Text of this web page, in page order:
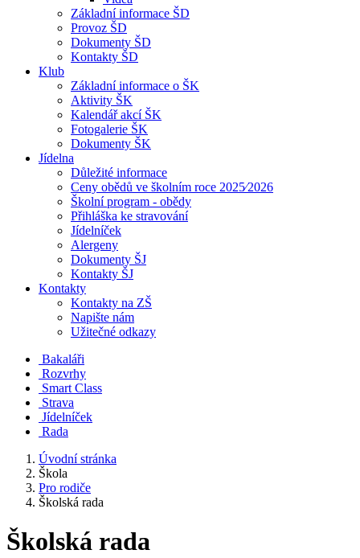
Základní informace ŠD
Provoz ŠD
Dokumenty ŠD
Kontakty ŠD
Klub
Základní informace o ŠK
Aktivity ŠK
Kalendář akcí ŠK
Fotogalerie ŠK
Dokumenty ŠK
Jídelna
Důležité informace
Ceny obědů ve školním roce 2025⁄2026
Školní program - obědy
Přihláška ke stravování
Jídelníček
Alergeny
Dokumenty ŠJ
Kontakty ŠJ
Kontakty
Kontakty na ZŠ
Napište nám
Užitečné odkazy
Bakaláři
Rozvrhy
Smart Class
Strava
Jídelníček
Rada
Úvodní stránka
Škola
Pro rodiče
Školská rada
Školská rada